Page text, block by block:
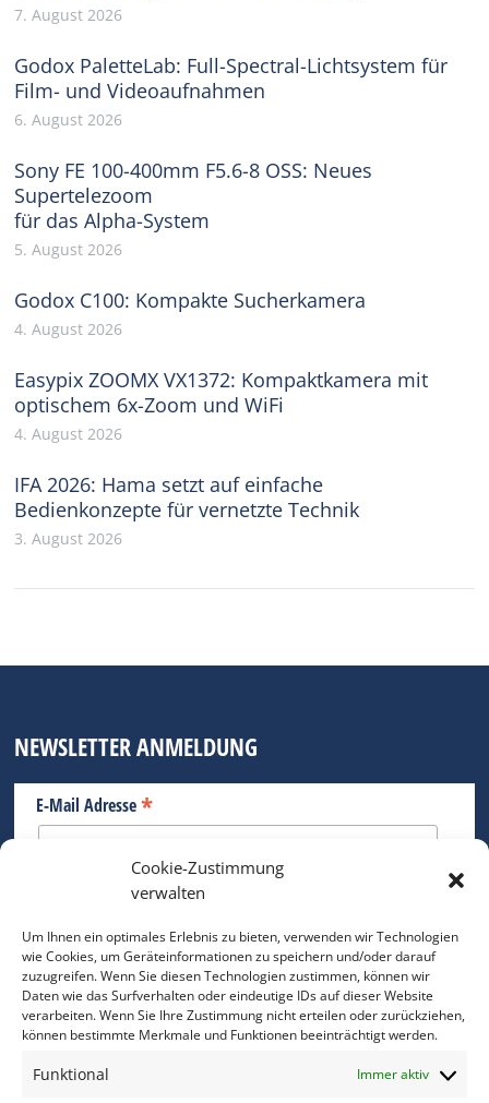
Cookie-Zustimmung
verwalten
Um Ihnen ein optimales Erlebnis zu bieten, verwenden wir Technologien
wie Cookies, um Geräteinformationen zu speichern und/oder darauf
zuzugreifen. Wenn Sie diesen Technologien zustimmen, können wir
Daten wie das Surfverhalten oder eindeutige IDs auf dieser Website
verarbeiten. Wenn Sie Ihre Zustimmung nicht erteilen oder zurückziehen,
können bestimmte Merkmale und Funktionen beeinträchtigt werden.
Funktional Immer aktiv
7. August 2026
Godox PaletteLab: Full-Spectral-Lichtsystem für
Film- und Videoaufnahmen
6. August 2026
Sony FE 100-400mm F5.6-8 OSS: Neues
Supertelezoom
für das Alpha-System
5. August 2026
Godox C100: Kompakte Sucherkamera
4. August 2026
Easypix ZOOMX VX1372: Kompaktkamera mit
optischem 6x-Zoom und WiFi
4. August 2026
IFA 2026: Hama setzt auf einfache
Bedienkonzepte für vernetzte Technik
3. August 2026
NEWSLETTER ANMELDUNG
E-Mail Adresse*
Bitte geben Sie Ihre E-Mail Adresse ein.
*